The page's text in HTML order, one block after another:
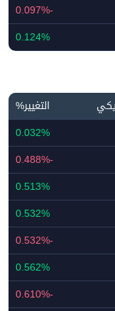
-0.097%
0.124%
التغيير%
0.032%
-0.488%
0.513%
0.532%
-0.532%
0.562%
-0.610%